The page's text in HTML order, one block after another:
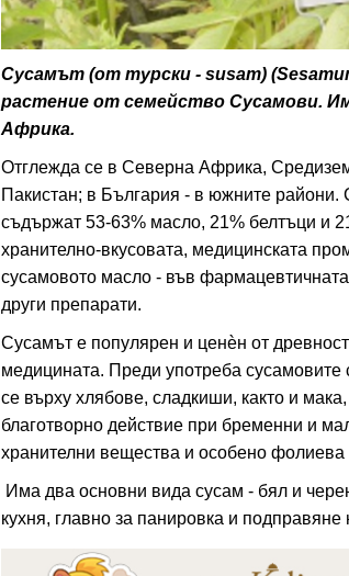
Сусамът (от турски - susam)
растение от семейство Сусамови.
Африка.
Отглежда се в Северна Африка,
Пакистан; в България - в южните райони.
съдържат 53-63% масло, 21% белтъци и
хранително-вкусовата, медицинската
сусамовото масло - във
други препарати.
Сусамът е популярен и ценѐн от
медицината. Преди употреба
се върху хлябове, сладкиши, както и
благотворно действие при бременни и
хранителни вещества и особено фолиева
Има два основни вида сусам - бял и
кухня, главно за панировка и подправяне